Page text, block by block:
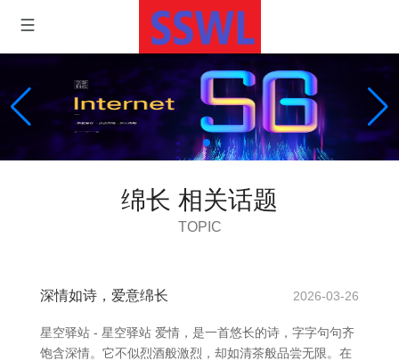
绵长 相关话题
TOPIC
深情如诗，爱意绵长 2026-03-26
星空驿站 - 星空驿站 爱情，是一首悠长的诗，字字句句齐
饱含深情。它不似烈酒般激烈，却如清茶般品尝无限。在